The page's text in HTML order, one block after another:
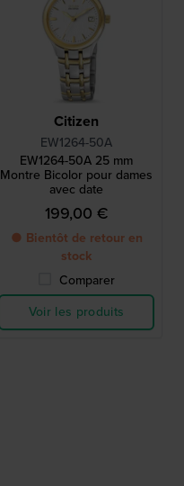
Citizen
EW1264-50A
EW1264-50A 25 mm
Montre Bicolor pour dames
avec date
199,00 €
● Bientôt de retour en
stock
Comparer
Voir les produits